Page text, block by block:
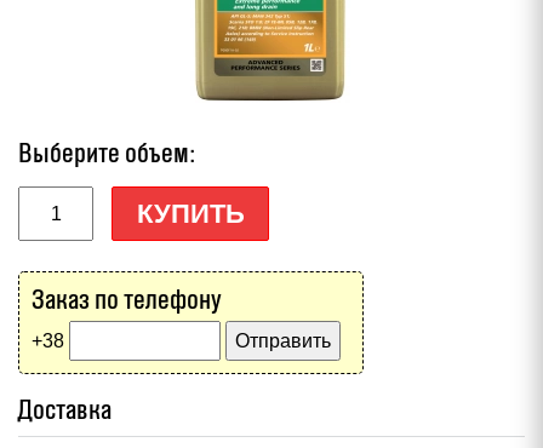
Выберите объем:
КУПИТЬ
Заказ по телефону
+38
Доставка